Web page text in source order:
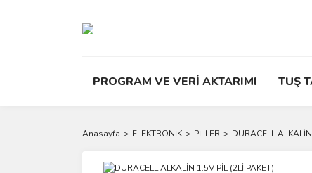
PROGRAM VE VERİ AKTARIMI TUŞ
Anasayfa ELEKTRONİK PİLLER DURACELL